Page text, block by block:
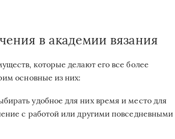
в академии вязания
которые делают его все более
основные из них:
удобное для них время и место для
с работой или другими повседневными